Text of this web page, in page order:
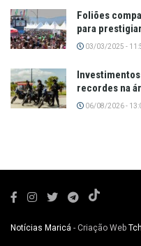
Foliões
para
03/03/2025 -
recordes na
06/08/2026 -
Notícias Maricá - Criação Web